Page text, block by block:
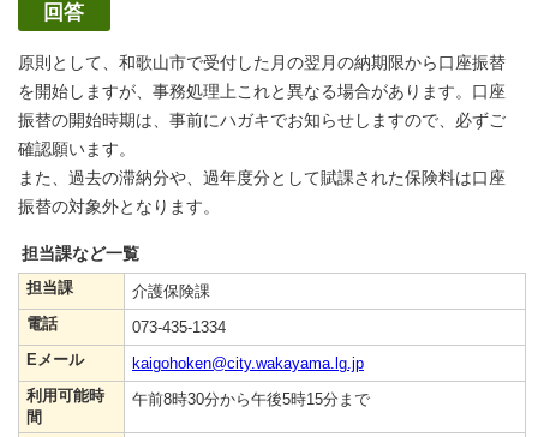
回答
原則として、和歌山市で受付した月の翌月の納期限から口座振替
を開始しますが、事務処理上これと異なる場合があります。口座
振替の開始時期は、事前にハガキでお知らせしますので、必ずご
確認願います。
また、過去の滞納分や、過年度分として賦課された保険料は口座
振替の対象外となります。
担当課など一覧
担当課
介護保険課
電話
073-435-1334
Eメール
kaigohoken@city.wakayama.lg.jp
利用可能時
間
午前8時30分から午後5時15分まで